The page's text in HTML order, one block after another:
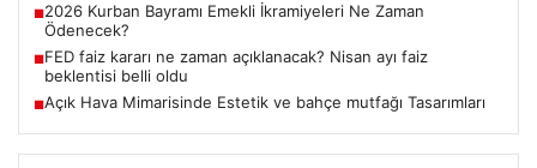
■2026 Kurban Bayramı Emekli İkramiyeleri Ne Zaman
Ödenecek?
■FED faiz kararı ne zaman açıklanacak? Nisan ayı faiz
beklentisi belli oldu
■Açık Hava Mimarisinde Estetik ve bahçe mutfağı Tasarımları